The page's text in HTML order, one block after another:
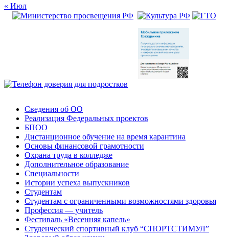
« Июл
Сведения об ОО
Реализация Федеральных проектов
БПОО
Дистанционное обучение на время карантина
Основы финансовой грамотности
Охрана труда в колледже
Дополнительное образование
Специальности
Истории успеха выпускников
Студентам
Студентам с ограниченными возможностями здоровья
Профессия — учитель
Фестиваль «Весенняя капель»
Студенческий спортивный клуб “СПОРТСТИМУЛ”